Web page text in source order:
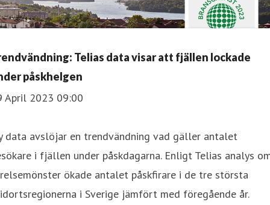
Telias data visar att fjällen lockade
påskhelgen
April 2023 09:00
data avslöjar en trendvändning vad gäller antalet
i fjällen under påskdagarna. Enligt Telias analys
ökade antalet påskfirare i de tre största
i Sverige jämfört med föregående år.